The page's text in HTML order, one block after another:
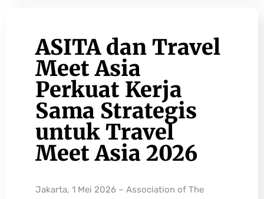
ASITA dan Travel
Meet Asia
Perkuat Kerja
Sama Strategis
untuk Travel
Meet Asia 2026
Jakarta, 1 Mei 2026 – Association of The